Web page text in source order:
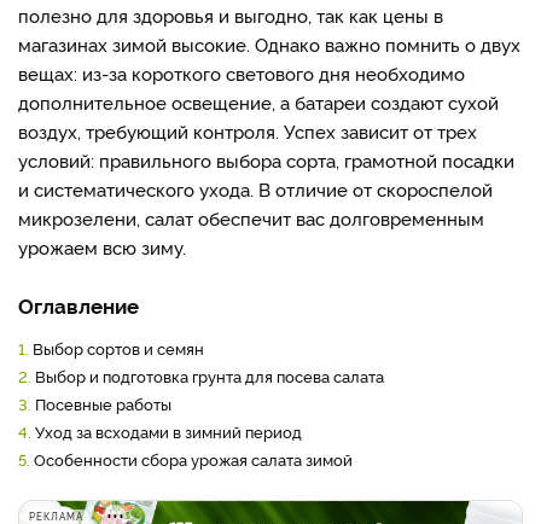
полезно для здоровья и выгодно, так как цены в
магазинах зимой высокие. Однако важно помнить о двух
вещах: из-за короткого светового дня необходимо
дополнительное освещение, а батареи создают сухой
воздух, требующий контроля. Успех зависит от трех
условий: правильного выбора сорта, грамотной посадки
и систематического ухода. В отличие от скороспелой
микрозелени, салат обеспечит вас долговременным
урожаем всю зиму.
Оглавление
1. Выбор сортов и семян
2. Выбор и подготовка грунта для посева салата
3. Посевные работы
4. Уход за всходами в зимний период
5. Особенности сбора урожая салата зимой
РЕКЛАМА